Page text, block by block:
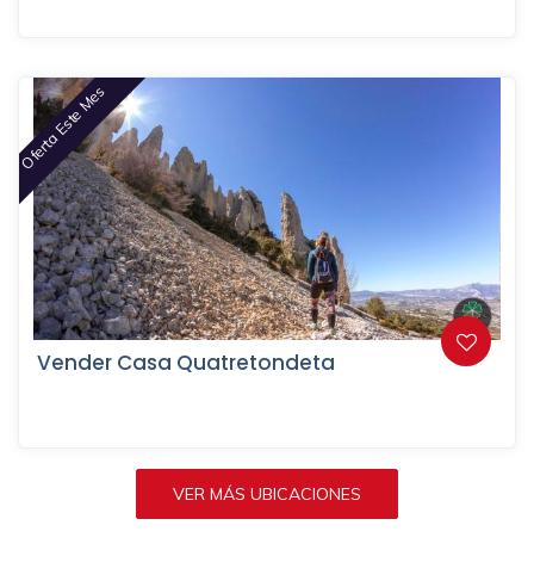
Oferta Este Mes
Vender Casa Quatretondeta
VER MÁS UBICACIONES